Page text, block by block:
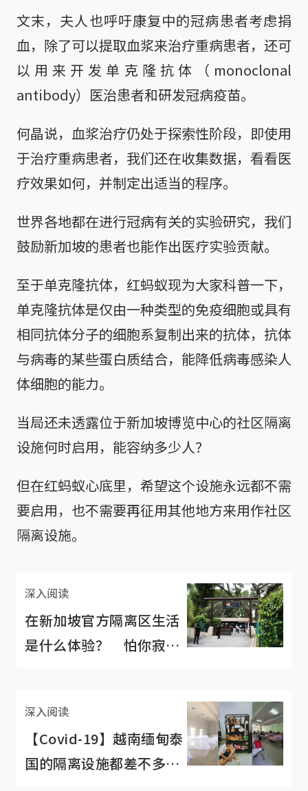
文末，夫人也呼吁康复中的冠病患者考虑捐
血，除了可以提取血浆来治疗重病患者，还可
以用来开发单克隆抗体（monoclonal
antibody）医治患者和研发冠病疫苗。
何晶说，血浆治疗仍处于探索性阶段，即使用
于治疗重病患者，我们还在收集数据，看看医
疗效果如何，并制定出适当的程序。
世界各地都在进行冠病有关的实验研究，我们
鼓励新加坡的患者也能作出医疗实验贡献。
至于单克隆抗体，红蚂蚁现为大家科普一下，
单克隆抗体是仅由一种类型的免疫细胞或具有
相同抗体分子的细胞系复制出来的抗体，抗体
与病毒的某些蛋白质结合，能降低病毒感染人
体细胞的能力。
当局还未透露位于新加坡博览中心的社区隔离
设施何时启用，能容纳多少人？
但在红蚂蚁心底里，希望这个设施永远都不需
要启用，也不需要再征用其他地方来用作社区
隔离设施。
深入阅读
在新加坡官方隔离区生活
是什么体验？ 怕你寂寞
深入阅读
【Covid-19】越南缅甸泰
国的隔离设施都差不多，